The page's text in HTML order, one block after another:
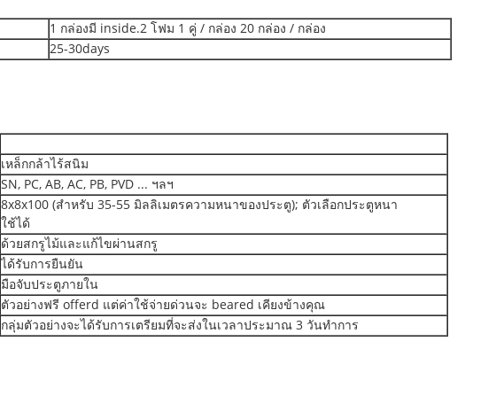
1 กล่องมี inside.2 โฟม 1 คู่ / กล่อง 20 กล่อง / กล่อง
25-30days
เหล็กกล้าไร้สนิม
SN, PC, AB, AC, PB, PVD ... ฯลฯ
8x8x100 (สำหรับ 35-55 มิลลิเมตรความหนาของประตู); ตัวเลือกประตูหนา
ใช้ได้
ด้วยสกรูไม้และแก้ไขผ่านสกรู
ได้รับการยืนยัน
มือจับประตูภายใน
ตัวอย่างฟรี offerd แต่ค่าใช้จ่ายด่วนจะ beared เคียงข้างคุณ
กลุ่มตัวอย่างจะได้รับการเตรียมที่จะส่งในเวลาประมาณ 3 วันทำการ